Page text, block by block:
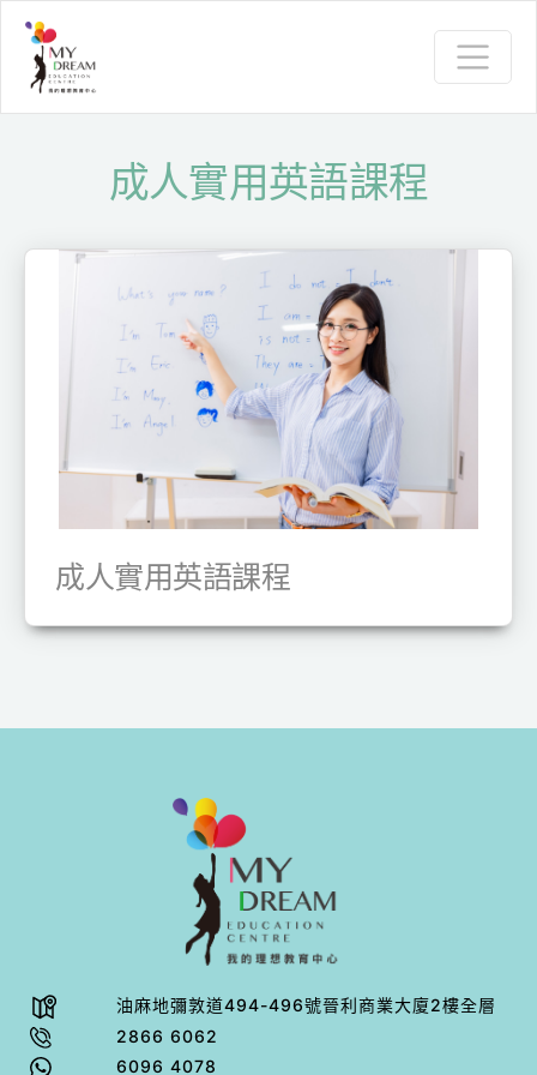
成人實用英語課程
成人實用英語課程
油⿇地彌敦道494-496號晉利商業⼤廈2樓全層
2866 6062
6096 4078